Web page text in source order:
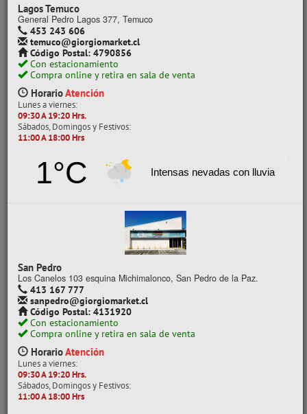
Lagos Temuco
General Pedro Lagos 377, Temuco
453 243 606
temuco@giorgiomarket.cl
Código Postal: 4790856
Con estacionamiento
Compra online y retira en sala de venta
HorarioAtención
Lunes a viernes:
09:30 A 19:20 Hrs.
Sábados, Domingos y Festivos:
11:00 A 18:00 Hrs
1°C Intensas nevadas con lluvia
San Pedro
Los Canelos 103 esquina Michimalonco, San Pedro de la Paz.
413 167 777
sanpedro@giorgiomarket.cl
Código Postal: 4131920
Con estacionamiento
Compra online y retira en sala de venta
HorarioAtención
Lunes a viernes:
09:30 A 19:20 Hrs.
Sábados, Domingos y Festivos:
11:00 A 18:00 Hrs
CÓDIGO: 28007021
Despacho a domicilio (Stock: 42)
Retiro en tienda (Stock: 15)
Precios al por mayor
Precio normal: $ 6.866
Ahorro: $ 1.716